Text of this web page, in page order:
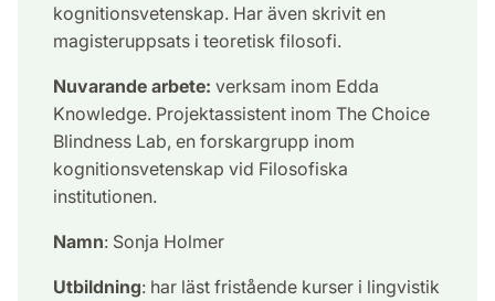
kognitionsvetenskap. Har även skrivit en
magisteruppsats i teoretisk filosofi.
Nuvarande arbete: verksam inom Edda
Knowledge. Projektassistent inom The Choice
Blindness Lab, en forskargrupp inom
kognitionsvetenskap vid Filosofiska
institutionen.
Namn: Sonja Holmer
Utbildning: har läst fristående kurser i lingvistik